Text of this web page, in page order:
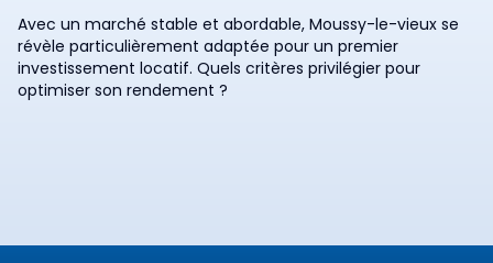
Avec un marché stable et abordable, Moussy-le-vieux se
révèle particulièrement adaptée pour un premier
investissement locatif. Quels critères privilégier pour
optimiser son rendement ?